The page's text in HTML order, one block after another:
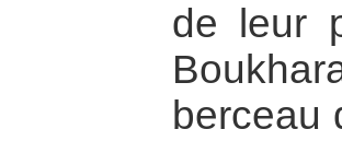
de leur
berceau